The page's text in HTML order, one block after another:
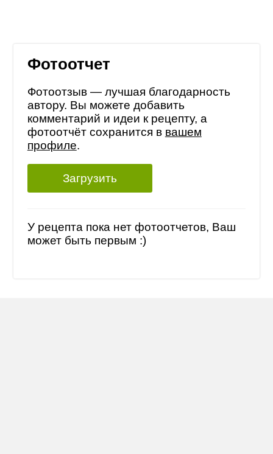
Фотоотчет
Фотоотзыв — лучшая благодарность
автору. Вы можете добавить
комментарий и идеи к рецепту, а
фотоотчёт сохранится в вашем
профиле.
Загрузить
У рецепта пока нет фотоотчетов, Ваш
может быть первым :)